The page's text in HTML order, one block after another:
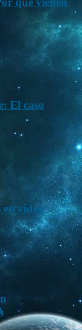
El caso
en vídeo